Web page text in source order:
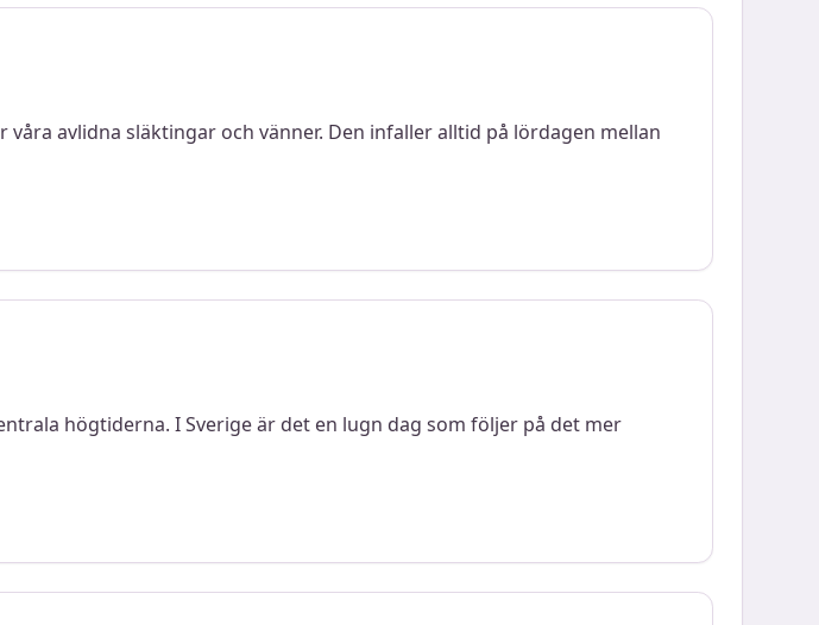
avlidna släktingar och vänner. Den infaller alltid på lördagen mellan
högtiderna. I Sverige är det en lugn dag som följer på det mer